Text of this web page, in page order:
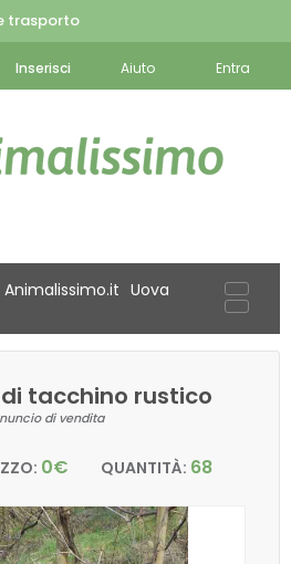
trasporto
Inserisci Aiuto Entra
Animalissimo.it Uova
tacchino rustico
di vendita
0€ QUANTITÀ: 68